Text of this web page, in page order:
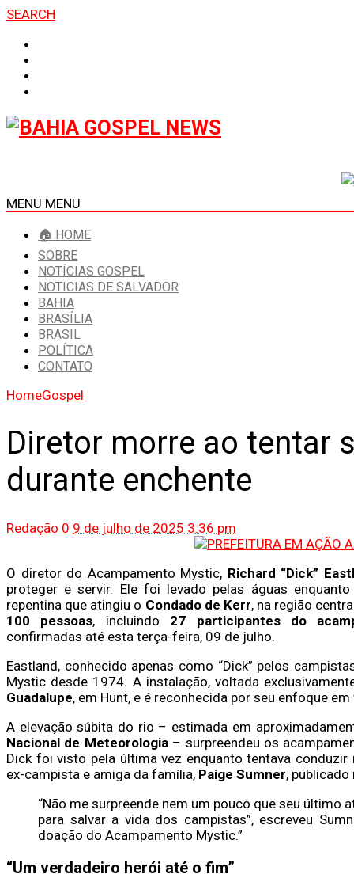
SEARCH
MENU MENU
🏠 HOME
SOBRE
NOTÍCIAS GOSPEL
NOTICIAS DE SALVADOR
BAHIA
BRASÍLIA
BRASIL
POLÍTICA
CONTATO
HomeGospel
Diretor morre ao tentar
durante enchente
Redação 0 9 de julho de 2025 3:36 pm
O diretor do Acampamento Mystic, Richard “Dick”
proteger e servir. Ele foi levado pelas águas
repentina que atingiu o Condado de Kerr, na região
100 pessoas, incluindo 27 participantes do
confirmadas até esta terça-feira, 09 de julho.
Eastland, conhecido apenas como “Dick” pelos
Mystic desde 1974. A instalação, voltada
Guadalupe, em Hunt, e é reconhecida por seu enfoque
A elevação súbita do rio – estimada em
Nacional de Meteorologia– surpreendeu os
Dick foi visto pela última vez enquanto tentava
ex-campista e amiga da família, Paige Sumner,
“Não me surpreende nem um pouco que seu
para salvar a vida dos campistas”, escreveu
doação do Acampamento Mystic.”
“Um verdadeiro herói até o fim”